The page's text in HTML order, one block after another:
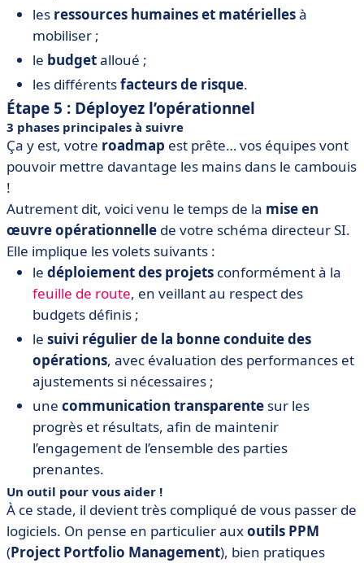
les ressources humaines et matériellesà
mobiliser ;
le budgetalloué ;
les différentsfacteurs de risque.
Étape 5 : Déployez l’opérationnel
3 phases principales à suivre
Ça y est, votre roadmap est prête… vos équipes vont
pouvoir mettre davantage les mains dans le cambouis
!
Autrement dit, voici venu le temps de la mise en
œuvre opérationnelle de votre schéma directeur SI.
Elle implique les volets suivants :
le déploiement des projets conformément à la
feuille de route, en veillant au respect des
budgets définis ;
le suivi régulier de la bonne conduite des
opérations, avec évaluation des performances et
ajustements si nécessaires ;
une communication transparente sur les
progrès et résultats, afin de maintenir
l’engagement de l’ensemble des parties
prenantes.
Un outil pour vous aider !
À ce stade, il devient très compliqué de vous passer de
logiciels. On pense en particulier auxoutils PPM
(Project Portfolio Management), bien pratiques